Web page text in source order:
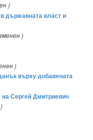
)
държавната власт и
)
)
върху добавената
на Сергей Дмитриевич